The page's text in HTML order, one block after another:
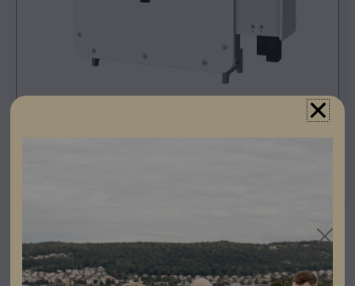
Registrera dig som partner för att se priser och kunna
göra beställningar.